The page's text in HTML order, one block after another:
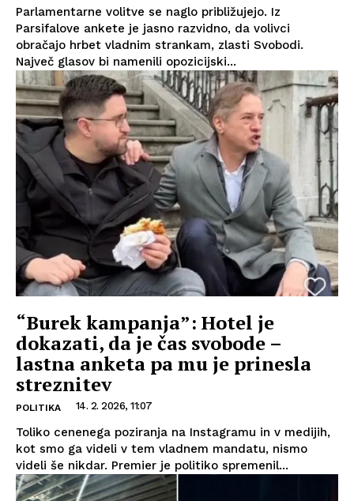
Parlamentarne volitve se naglo približujejo. Iz
Parsifalove ankete je jasno razvidno, da volivci
obračajo hrbet vladnim strankam, zlasti Svobodi.
Največ glasov bi namenili opozicijski...
“Burek kampanja”: Hotel je
dokazati, da je čas svobode –
lastna anketa pa mu je prinesla
streznitev
POLITIKA 14. 2. 2026, 11:07
Toliko cenenega poziranja na Instagramu in v medijih,
kot smo ga videli v tem vladnem mandatu, nismo
videli še nikdar. Premier je politiko spremenil...